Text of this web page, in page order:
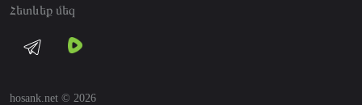
Հետևեք մեզ
hosank.net © 2026